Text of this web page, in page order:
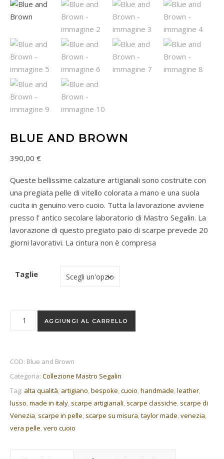
BLUE AND BROWN
390,00 €
Queste bellissime calzature artigianali sono costruite con
una pregiata pelle di vitello colorata a mano e una suola
cucita in genuino vero cuoio. Tutta la lavorazione avviene
presso l’ antico secolare laboratorio di Mastro Segalin. La
lavorazione di questo pregiato paio di scarpe prevede 20
giorni lavorativi. La cintura non è compresa
Taglie
Blue and Brown quantità
AGGIUNGI AL CARRELLO
COD: Blue and Brown
Categoria: Collezione Mastro Segalin
Tag: alta qualità, artigiano,bespoke,cuoio,handmade,leather,
lusso,made in italy, scarpe artigianali, scarpe classiche, scarpe di
Venezia, scarpe in pelle, scarpe su misura,taylor made,venezia,
vera pelle,vero cuoio